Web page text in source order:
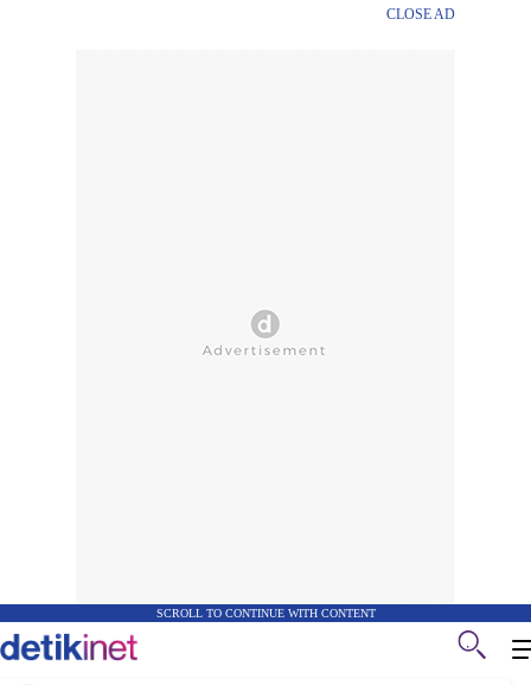
CLOSE AD
SCROLL TO CONTINUE WITH CONTENT